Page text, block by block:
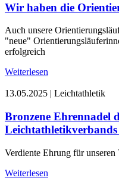
Wir haben die
Auch unsere
"neue"
erfolgreich
Weiterlesen
13.05.2025 | Leichtathletik
Bronzene Ehrennadel
Verdiente Ehrung für unseren
Weiterlesen